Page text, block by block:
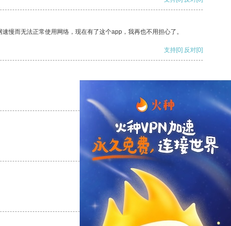
慢而无法正常使用网络，现在有了这个app，我再也不用担心了。
支持[0] 反对[0]
支持
支持[0] 反对[0]
支持[0] 反对[0]